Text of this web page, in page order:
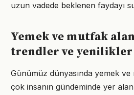
uzun vadede beklenen faydayı
Yemek ve mutfak
trendler ve yenilikler
Günümüz dünyasında yemek
çok insanın gündeminde yer